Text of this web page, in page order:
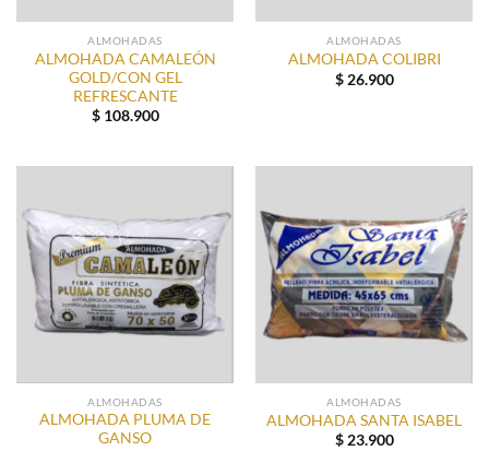
ALMOHADAS
ALMOHADA CAMALEÓN
GOLD/CON GEL
REFRESCANTE
$108.900
ALMOHADAS
ALMOHADA COLIBRI
$26.900
ALMOHADAS
ALMOHADA PLUMA DE
GANSO
ALMOHADAS
ALMOHADA SANTA ISABEL
$23.900